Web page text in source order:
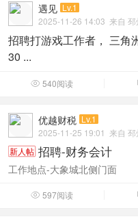
遇见 Lv.1
2025-11-26 14:03 来自
招聘打游戏工作者， 三角
30 ...
 540阅读
优越财税 Lv.1
2025-11-25 19:01 来自
新人帖 招聘-财务会计
工作地点-大象城北侧门面
 597阅读